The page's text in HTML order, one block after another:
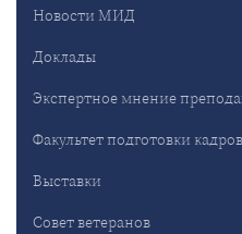
Новости МИД
Доклады
Экспертное мнение
Факультет подготовки
Выставки
Совет ветеранов